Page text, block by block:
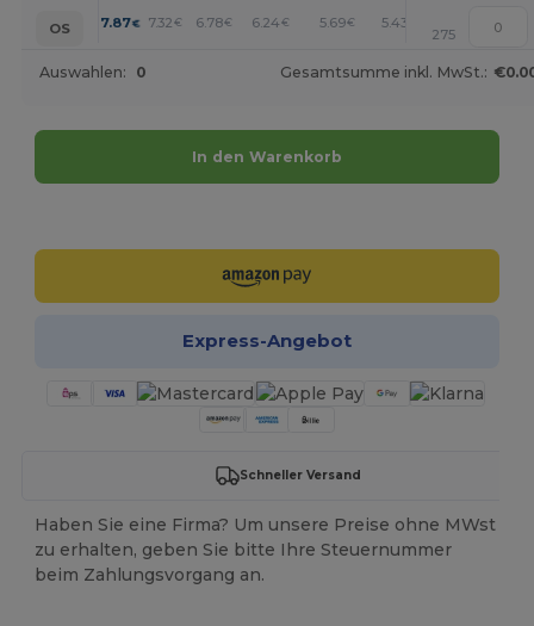
OS 7.87€ 7.32 € 6.78€ 6.24 € 5.69€ 5.43 +
275
Auswahlen: 0 Gesamtsumme inkl. MwSt.:
In den Warenkorb
Express-Angebot
Schneller Versand
Haben Sie eine Firma? Um unsere Preise ohne MWst
zu erhalten, geben Sie bitte Ihre Steuernummer
beim Zahlungsvorgang an.